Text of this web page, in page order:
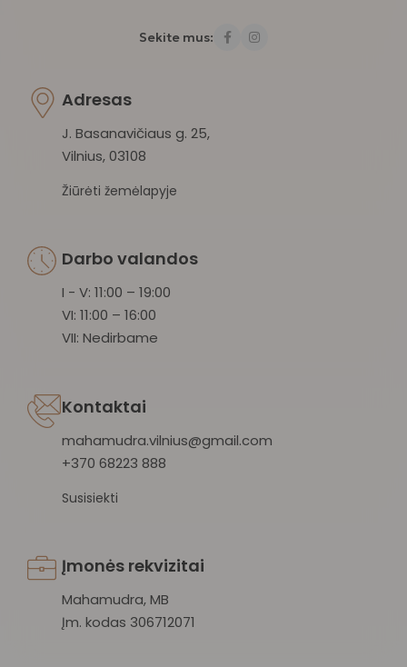
Sekite mus:
Adresas
J. Basanavičiaus g. 25,
Vilnius, 03108
Žiūrėti žemėlapyje
Darbo valandos
I - V: 11:00 – 19:00
VI: 11:00 – 16:00
VII: Nedirbame
Kontaktai
mahamudra.vilnius@gmail.com
+370 68223 888
Susisiekti
Įmonės rekvizitai
Mahamudra, MB
Įm. kodas 306712071